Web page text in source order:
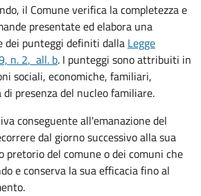
il Comune verifica la completezza e
presentate ed elabora una
dei punteggi definiti dalla Legge
n. 2, all. b. I punteggi sono attribuiti in
sociali, economiche, familiari,
presenza del nucleo familiare.
conseguente all'emanazione del
dal giorno successivo alla sua
pretorio del comune o dei comuni che
e conserva la sua efficacia fino al